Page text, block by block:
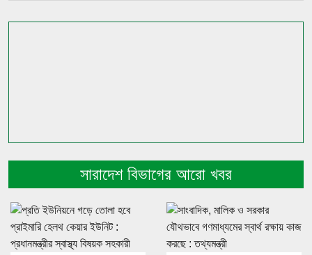
সারাদেশ বিভাগের আরো খবর